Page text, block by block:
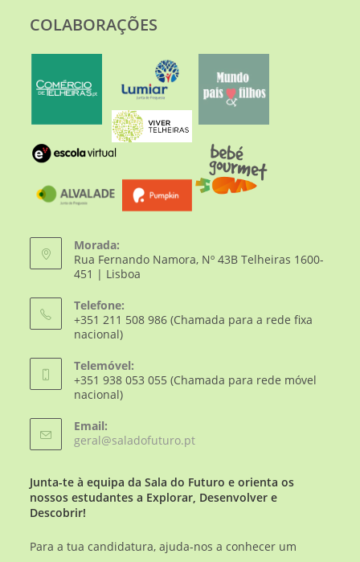
COLABORAÇÕES
Morada:
Rua Fernando Namora, Nº 43B Telheiras 1600-
451 | Lisboa
Telefone:
+351 211 508 986 (Chamada para a rede fixa
nacional)
Telemóvel:
+351 938 053 055 (Chamada para rede móvel
nacional)
Email:
geral@saladofuturo.pt
Junta-te à equipa da Sala do Futuro e orienta os
nossos estudantes a Explorar, Desenvolver e
Descobrir!
Para a tua candidatura, ajuda-nos a conhecer um